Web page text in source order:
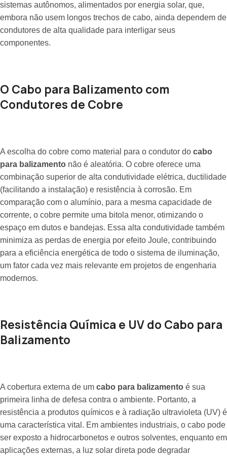
sistemas autônomos, alimentados por energia solar, que,
embora não usem longos trechos de cabo, ainda dependem de
condutores de alta qualidade para interligar seus
componentes.
O Cabo para Balizamento com
Condutores de Cobre
A escolha do cobre como material para o condutor do cabo
para balizamento não é aleatória. O cobre oferece uma
combinação superior de alta condutividade elétrica, ductilidade
(facilitando a instalação) e resistência à corrosão. Em
comparação com o alumínio, para a mesma capacidade de
corrente, o cobre permite uma bitola menor, otimizando o
espaço em dutos e bandejas. Essa alta condutividade também
minimiza as perdas de energia por efeito Joule, contribuindo
para a eficiência energética de todo o sistema de iluminação,
um fator cada vez mais relevante em projetos de engenharia
modernos.
Resistência Química e UV do Cabo para
Balizamento
A cobertura externa de um cabo para balizamento é sua
primeira linha de defesa contra o ambiente. Portanto, a
resistência a produtos químicos e à radiação ultravioleta (UV) é
uma característica vital. Em ambientes industriais, o cabo pode
ser exposto a hidrocarbonetos e outros solventes, enquanto em
aplicações externas, a luz solar direta pode degradar